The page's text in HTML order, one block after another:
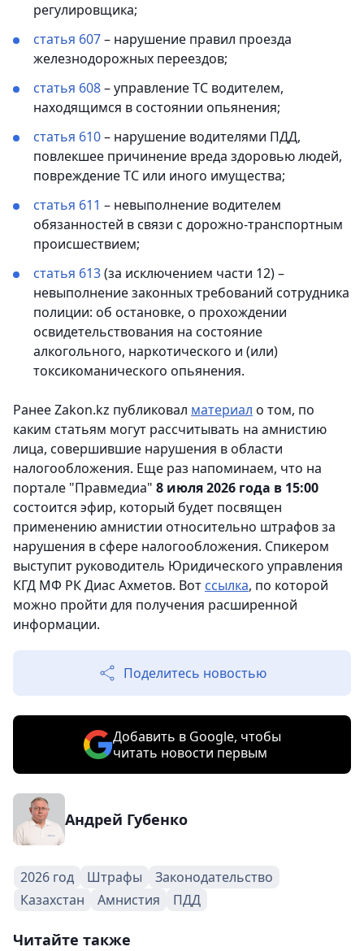
регулировщика;
статья 607– нарушение правил проезда
железнодорожных переездов;
статья 608– управление ТС водителем,
находящимся в состоянии опьянения;
статья 610– нарушение водителями ПДД,
повлекшее причинение вреда здоровью людей,
повреждение ТС или иного имущества;
статья 611 – невыполнение водителем
обязанностей в связи с дорожно-транспортным
происшествием;
статья 613(за исключением части 12) –
невыполнение законных требований сотрудника
полиции: об остановке, о прохождении
освидетельствования на состояние
алкогольного, наркотического и (или)
токсикоманического опьянения.
Ранее Zakon.kz публиковал материал о том, по
каким статьям могут рассчитывать на амнистию
лица, совершившие нарушения в области
налогообложения. Еще раз напоминаем, что на
портале "Правмедиа" 8 июля 2026 года в 15:00
состоится эфир, который будет посвящен
применению амнистии относительно штрафов за
нарушения в сфере налогообложения. Спикером
выступит руководитель Юридического управления
КГД МФ РК Диас Ахметов. Вот ссылка, по которой
можно пройти для получения расширенной
информации.
Поделитесь новостью
Добавить в Google, чтобы
читать новости первым
Андрей Губенко
2026 год Штрафы
Законодательство
Казахстан
Амнистия ПДД
Читайте также